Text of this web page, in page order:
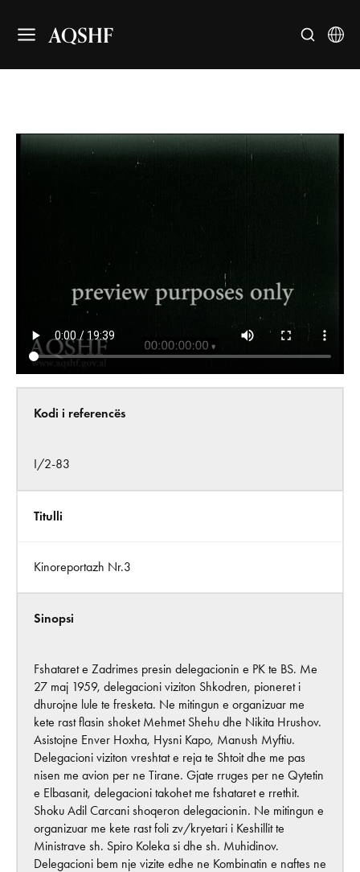
AQSHF
Kodi i referencës
I/2-83
Titulli
Kinoreportazh Nr.3
Sinopsi
Fshataret e Zadrimes presin delegacionin e PK te BS. Me
27 maj 1959, delegacioni viziton Shkodren, pioneret i
dhurojne lule te fresketa. Ne mitingun e organizuar me
kete rast flasin shoket Mehmet Shehu dhe Nikita Hrushov.
Asistojne Enver Hoxha, Hysni Kapo, Manush Myftiu.
Delegacioni viziton vreshtat e reja te Shtoit dhe me pas
nisen me avion per ne Tirane. Gjate rruges per ne Qytetin
e Elbasanit, delegacioni takohet me fshataret e rrethit.
Shoku Adil Carcani shoqeron delegacionin. Ne mitingun e
organizuar me kete rast foli zv/kryetari i Keshillit te
Ministrave sh. Spiro Koleka si dhe sh. Muhidinov.
Delegacioni bem nje vizite edhe ne Kombinatin e naftes ne